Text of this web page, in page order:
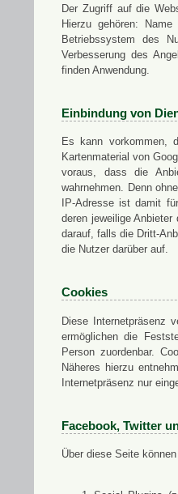
Der Zugriff auf die
Hierzu gehören:
Betriebssystem des
Verbesserung des
finden Anwendung.
Einbindung von
Es kann vorkommen,
Kartenmaterial von
voraus, dass die
wahrnehmen. Denn
IP-Adresse ist damit
deren jeweilige
darauf, falls die Dritt-
die Nutzer darüber auf.
Cookies
Diese Internetpräsenz
ermöglichen die
Person zuordenbar.
Näheres hierzu
Internetpräsenz nur
Facebook, Twitter
Über diese Seite